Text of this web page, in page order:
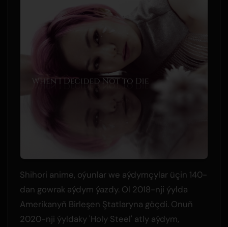
Shihori anime, oýunlar we aýdymçylar üçin 140-
dan gowrak aýdym ýazdy. Ol 2018-nji ýylda
Amerikanyň Birleşen Ştatlaryna göçdi. Onuň
2020-nji ýyldaky 'Holy Steel' atly aýdym,